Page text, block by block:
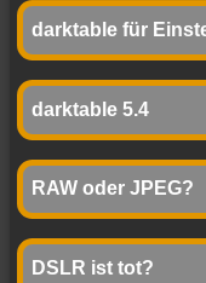
darktable für
darktable 5.4
RAW oder JPEG?
DSLR ist tot?